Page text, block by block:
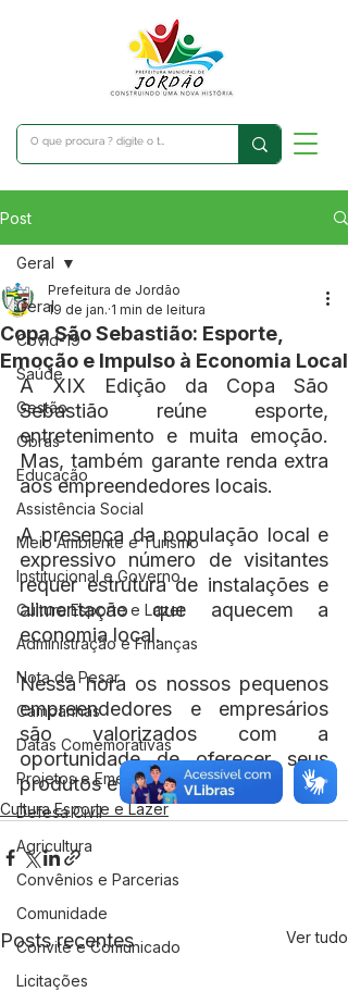
Post
Geral
Covid-19
Saúde
Gestão
Obras
Educação
Assistência Social
Meio Ambiente e Turismo
Institucional e Governo
Cultura Esporte e Lazer
Administração e Finanças
Nota de Pesar
Campanhas
Datas Comemorativas
Projetos e Emendas
Defesa Civil
Agricultura
Convênios e Parcerias
Comunidade
Convite e Comunicado
Licitações
Geral
Copa São Sebastião: Esporte,
Emoção e Impulso à Economia Local
Prefeitura de Jordão
19 de jan. 1 min de leitura
A XIX Edição da Copa São
Sebastião reúne esporte,
entretenimento e muita emoção.
Mas, também garante renda extra
aos empreendedores locais.
A presença da população local e
expressivo número de visitantes
requer estrutura de instalações e
alimentação que aquecem a
economia local.
Nessa hora os nossos pequenos
empreendedores e empresários
são valorizados com a
oportunidade de oferecer seus
produtos e serviços.
Cultura Esporte e Lazer
Posts recentes Ver tudo